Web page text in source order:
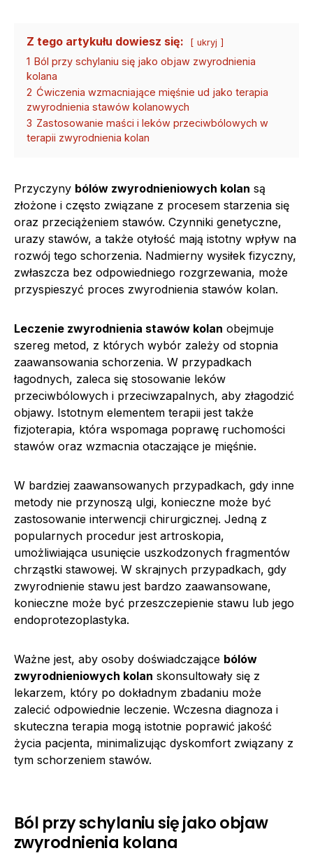
Z tego artykułu dowiesz się: ukryj
1 Ból przy schylaniu się jako objaw zwyrodnienia
kolana
2 Ćwiczenia wzmacniające mięśnie ud jako terapia
zwyrodnienia stawów kolanowych
3 Zastosowanie maści i leków przeciwbólowych w
terapii zwyrodnienia kolan
Przyczyny bólów zwyrodnieniowych kolan są
złożone i często związane z procesem starzenia się
oraz przeciążeniem stawów. Czynniki genetyczne,
urazy stawów, a także otyłość mają istotny wpływ na
rozwój tego schorzenia. Nadmierny wysiłek fizyczny,
zwłaszcza bez odpowiedniego rozgrzewania, może
przyspieszyć proces zwyrodnienia stawów kolan.
Leczenie zwyrodnienia stawów kolan obejmuje
szereg metod, z których wybór zależy od stopnia
zaawansowania schorzenia. W przypadkach
łagodnych, zaleca się stosowanie leków
przeciwbólowych i przeciwzapalnych, aby złagodzić
objawy. Istotnym elementem terapii jest także
fizjoterapia, która wspomaga poprawę ruchomości
stawów oraz wzmacnia otaczające je mięśnie.
W bardziej zaawansowanych przypadkach, gdy inne
metody nie przynoszą ulgi, konieczne może być
zastosowanie interwencji chirurgicznej. Jedną z
popularnych procedur jest artroskopia,
umożliwiająca usunięcie uszkodzonych fragmentów
chrząstki stawowej. W skrajnych przypadkach, gdy
zwyrodnienie stawu jest bardzo zaawansowane,
konieczne może być przeszczepienie stawu lub jego
endoprotezoplastyka.
Ważne jest, aby osoby doświadczające bólów
zwyrodnieniowych kolan skonsultowały się z
lekarzem, który po dokładnym zbadaniu może
zalecić odpowiednie leczenie. Wczesna diagnoza i
skuteczna terapia mogą istotnie poprawić jakość
życia pacjenta, minimalizując dyskomfort związany z
tym schorzeniem stawów.
Ból przy schylaniu się jako objaw
zwyrodnienia kolana